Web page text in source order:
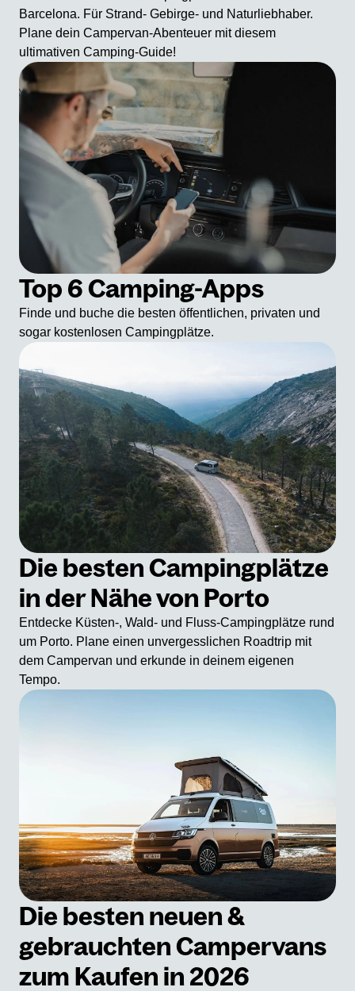
Barcelona. Für Strand- Gebirge- und Naturliebhaber.
Plane dein Campervan-Abenteuer mit diesem
ultimativen Camping-Guide!
Top 6 Camping-Apps
Finde und buche die besten öffentlichen, privaten und
sogar kostenlosen Campingplätze.
Die besten Campingplätze
in der Nähe von Porto
Entdecke Küsten-, Wald- und Fluss-Campingplätze rund
um Porto. Plane einen unvergesslichen Roadtrip mit
dem Campervan und erkunde in deinem eigenen
Tempo.
Die besten neuen &
gebrauchten Campervans
zum Kaufen in 2026